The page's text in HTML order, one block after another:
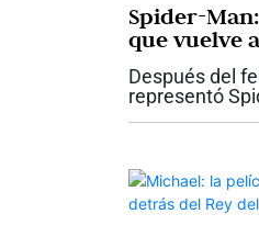
Spider-
que vuelve
recuerda
Después del
representó
con...